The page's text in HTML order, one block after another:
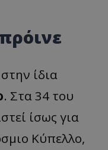
ίδια
. Στα 34 του
ίσως για
Κύπελλο,